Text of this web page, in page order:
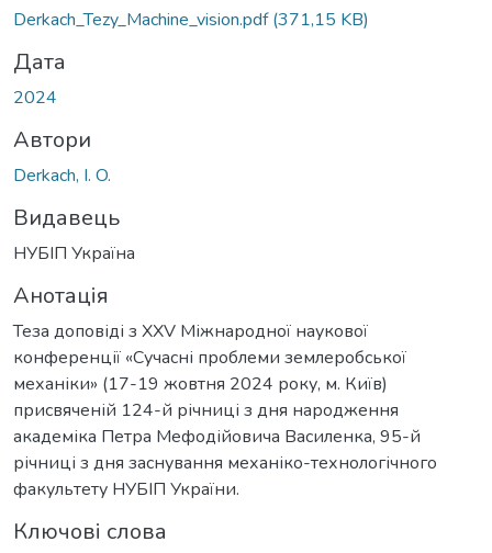
Derkach_Tezy_Machine_vision.pdf(371,15 KB)
Дата
2024
Автори
Derkach, І. O.
Видавець
НУБІП Україна
Анотація
Теза доповіді з XXV Міжнародної наукової
конференції «Сучасні проблеми землеробської
механіки» (17-19 жовтня 2024 року, м. Київ)
присвяченій 124-й річниці з дня народження
академіка Петра Мефодійовича Василенка, 95-й
річниці з дня заснування механіко-технологічного
факультету НУБІП України.
Ключові слова